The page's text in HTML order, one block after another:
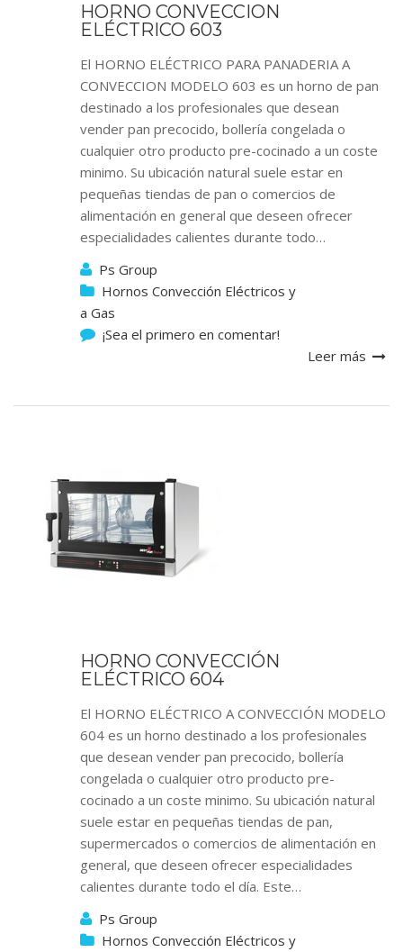
HORNO CONVECCION
ELÉCTRICO 603
El HORNO ELÉCTRICO PARA PANADERIA A
CONVECCION MODELO 603 es un horno de pan
destinado a los profesionales que desean
vender pan precocido, bollería congelada o
cualquier otro producto pre-cocinado a un coste
minimo. Su ubicación natural suele estar en
pequeñas tiendas de pan o comercios de
alimentación en general que deseen ofrecer
especialidades calientes durante todo…
Ps Group
Hornos Convección Eléctricos y
a Gas
¡Sea el primero en comentar!
Leer más
HORNO CONVECCIÓN
ELÉCTRICO 604
El HORNO ELÉCTRICO A CONVECCIÓN MODELO
604 es un horno destinado a los profesionales
que desean vender pan precocido, bollería
congelada o cualquier otro producto pre-
cocinado a un coste minimo. Su ubicación natural
suele estar en pequeñas tiendas de pan,
supermercados o comercios de alimentación en
general, que deseen ofrecer especialidades
calientes durante todo el día. Este…
Ps Group
Hornos Convección Eléctricos y